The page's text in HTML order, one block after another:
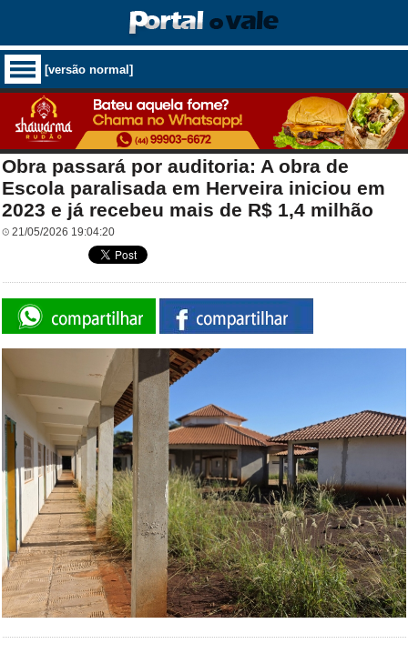
[versão normal]
Obra passará por auditoria: A obra de
Escola paralisada em Herveira iniciou em
2023 e já recebeu mais de R$ 1,4 milhão
21/05/2026 19:04:20